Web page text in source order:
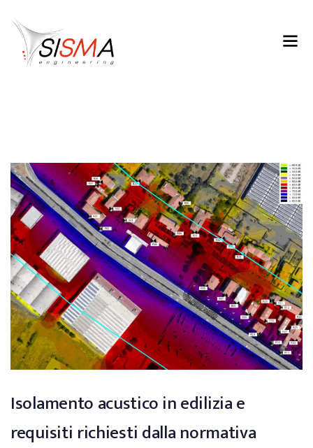
Isolamento acustico in edilizia e
requisiti richiesti dalla normativa